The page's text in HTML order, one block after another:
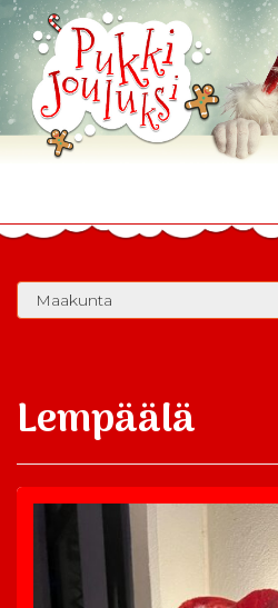
Lempäälä